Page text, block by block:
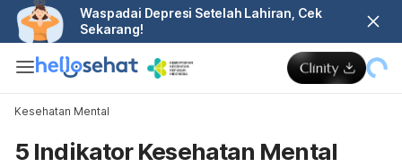
Waspadai Depresi Setelah Lahiran, Cek
Sekarang!
Kesehatan Mental
5 Indikator Kesehatan Mental